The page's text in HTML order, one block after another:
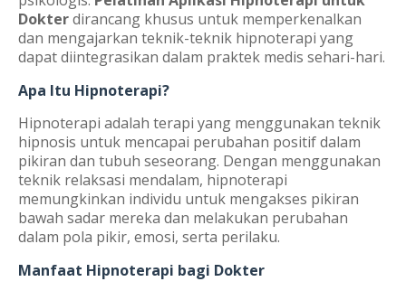
Dokterdirancang khusus untuk memperkenalkan
dan mengajarkan teknik-teknik hipnoterapi yang
dapat diintegrasikan dalam praktek medis sehari-hari.
Apa Itu Hipnoterapi?
Hipnoterapi adalah terapi yang menggunakan teknik
hipnosis untuk mencapai perubahan positif dalam
pikiran dan tubuh seseorang. Dengan menggunakan
teknik relaksasi mendalam, hipnoterapi
memungkinkan individu untuk mengakses pikiran
bawah sadar mereka dan melakukan perubahan
dalam pola pikir, emosi, serta perilaku.
Manfaat Hipnoterapi bagi Dokter